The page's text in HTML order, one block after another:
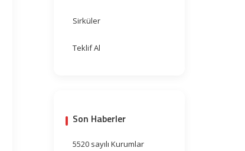
Sirküler
Teklif Al
Son Haberler
5520 sayılı Kurumlar